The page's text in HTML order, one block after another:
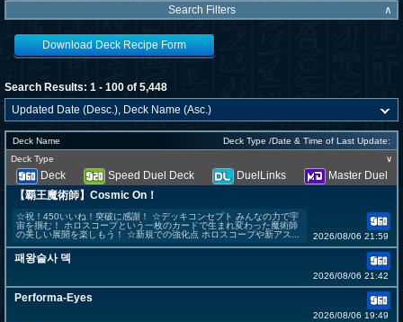
Search Filters ∧
Download Deck Recipe Form
Search Results: 1 - 100 of 5,448
Deck Name
Deck Type /Date & Time of Last Update:
Deck Type
∨
Deck Speed Duel Deck DuelLinks
Master Duel
【覇王魔術師】Cosmic On！
☆祝！450いいね！突破に感謝！ ☆デッキコンセプト みんなの力で宇
宙を掴む！ ホロスコープという一枚のカードで生まれ変わった魔術師
の美しい展開を楽しもう！ ☆新規での強化点 ホロスコープや新アス...
2026/08/06 21:59
패왕술사 덱
2026/08/06 21:42
Performa-Eyes
2026/08/06 19:49